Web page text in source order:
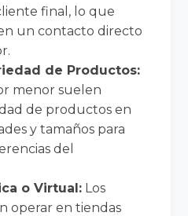
final, lo que
un contacto directo
de Productos:
menor suelen
de productos en
y tamaños para
del
o Virtual: Los
operar en tiendas